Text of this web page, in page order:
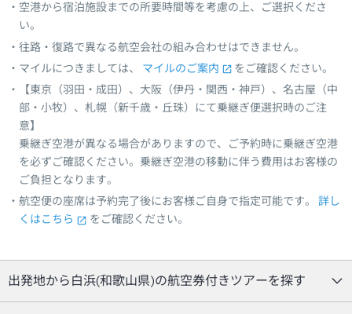
空港から宿泊施設までの所要時間等を考慮の上、ご選択くださ
い。
往路・復路で異なる航空会社の組み合わせはできません。
マイルにつきましては、
マイルのご案内
をご確認ください。
【東京（羽田・成田）、大阪（伊丹・関西・神戸）、名古屋（中
部・小牧）、札幌（新千歳・丘珠）にて乗継ぎ便選択時のご注
意】
乗継ぎ空港が異なる場合がありますので、ご予約時に乗継ぎ空港
を必ずご確認ください。乗継ぎ空港の移動に伴う費用はお客様の
ご負担となります。
航空便の座席は予約完了後にお客様ご自身で指定可能です。
詳し
くはこちら
をご確認ください。
出発地から白浜(和歌山県)の航空券付きツアーを探す